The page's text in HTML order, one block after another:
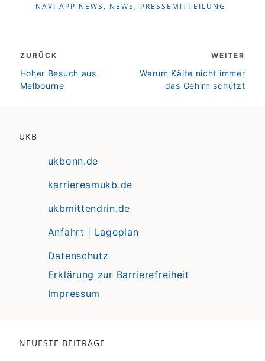
NAVI APP NEWS , NEWS , PRESSEMITTEILUNG
ZURÜCK
zurück
Hoher Besuch aus
Melbourne
WEITER
weiter
Warum Kälte nicht immer
das Gehirn schützt
UKB
ukbonn.de
karriereamukb.de
ukbmittendrin.de
Anfahrt | Lageplan
Datenschutz
Erklärung zur Barrierefreiheit
Impressum
NEUESTE BEITRÄGE